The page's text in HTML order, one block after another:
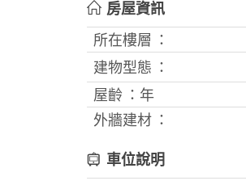
房屋資訊
所在樓層 ：
建物型態 ：
屋齡 ： 年
外牆建材 ：
車位說明